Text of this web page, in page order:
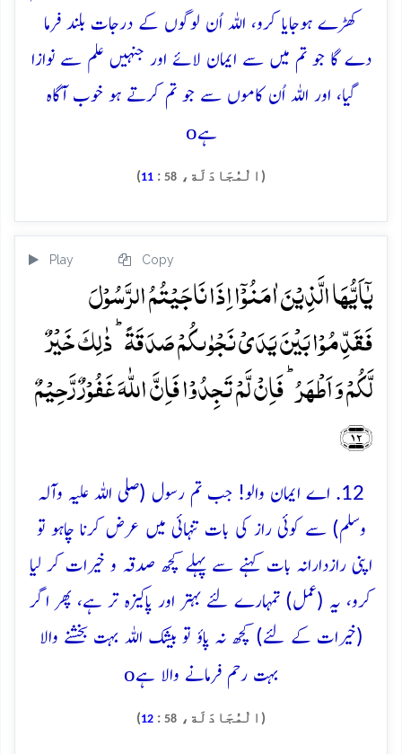
کھڑے ہوجایا کرو، اللہ اُن لوگوں کے درجات بلند فرما
دے گا جو تم میں سے ایمان لائے اور جنہیں علم سے نوازا
گیا، اور اللہ اُن کاموں سے جو تم کرتے ہو خوب آگاہ
ہےo
(الْمُجَادَلَة، 58
:
11
)
Play Copy
یٰۤاَیُّہَا الَّذِیۡنَ اٰمَنُوۡۤا اِذَا نَاجَیۡتُمُ الرَّسُوۡلَ
فَقَدِّمُوۡا بَیۡنَ یَدَیۡ نَجۡوٰىکُمۡ صَدَقَۃً ؕ ذٰلِکَ خَیۡرٌ
لَّکُمۡ وَ اَطۡہَرُ ؕ فَاِنۡ لَّمۡ تَجِدُوۡا فَاِنَّ اللّٰہَ غَفُوۡرٌ رَّحِیۡمٌ
﴿۱۲﴾
12. اے ایمان والو! جب تم رسول (صلی اللہ علیہ وآلہ
وسلم) سے کوئی راز کی بات تنہائی میں عرض کرنا چاہو تو
اپنی رازدارانہ بات کہنے سے پہلے کچھ صدقہ و خیرات کر لیا
کرو، یہ (عمل) تمہارے لئے بہتر اور پاکیزہ تر ہے، پھر اگر
(خیرات کے لئے) کچھ نہ پاؤ تو بیشک اللہ بہت بخشنے والا
بہت رحم فرمانے والا ہےo
(الْمُجَادَلَة، 58
:
12
)